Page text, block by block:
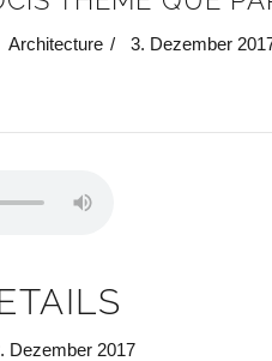
Architecture 3. Dezember
Dezember 2017